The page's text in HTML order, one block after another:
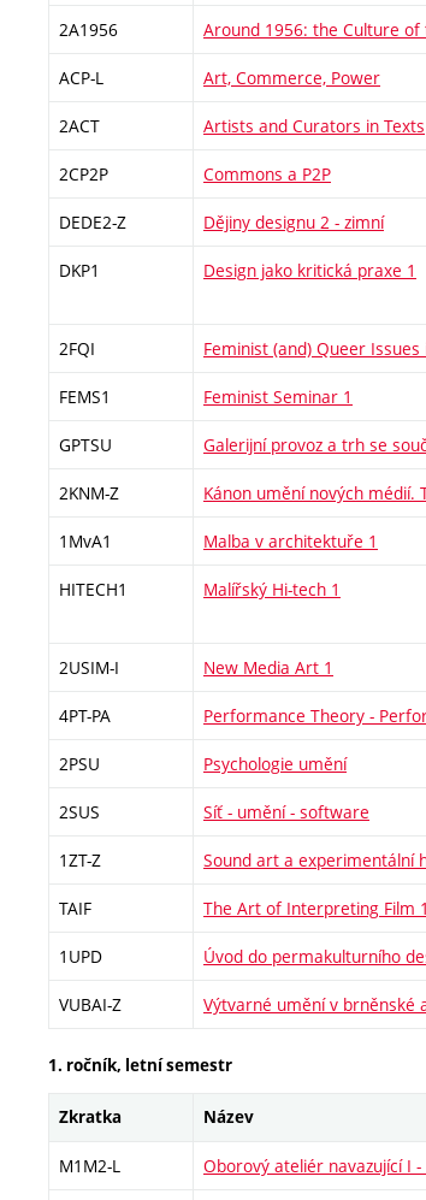
2A1956 Around 1956: the Culture of
ACP-L Art, Commerce, Power
2ACT Artists and Curators in Texts
2CP2P Commons a P2P
DEDE2-Z Dějiny designu 2 - zimní
DKP1 Design jako kritická praxe 1
2FQI Feminist (and) Queer
FEMS1 Feminist Seminar 1
GPTSU Galerijní provoz a trh se
2KNM-Z Kánon umění nových médií.
1MvA1 Malba v architektuře 1
HITECH1 Malířský Hi-tech 1
2USIM-I New Media Art 1
4PT-PA Performance Theory -
2PSU Psychologie umění
2SUS Síť - umění - software
1ZT-Z Sound art a experimentální
TAIF The Art of Interpreting Film 1
1UPD Úvod do permakulturního
VUBAI-Z Výtvarné umění v brněnské
1. ročník, letní semestr
Zkratka Název
M1M2-L Oborový ateliér navazující I